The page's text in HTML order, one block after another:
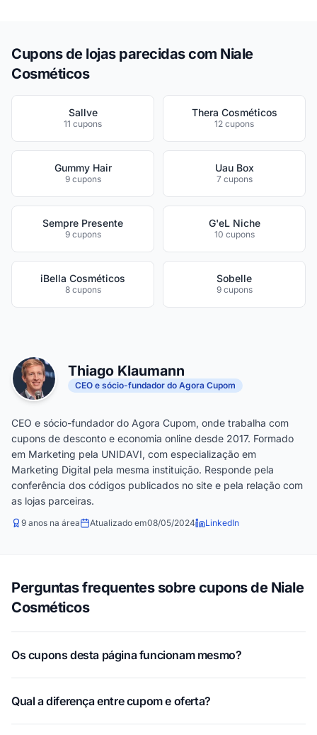
Cupons de lojas parecidas com Niale
Cosméticos
Sallve
11 cupons
Thera Cosméticos
12 cupons
Gummy Hair
9 cupons
Uau Box
7 cupons
Sempre Presente
9 cupons
G'eL Niche
10 cupons
iBella Cosméticos
8 cupons
Sobelle
9 cupons
Thiago Klaumann
CEO e sócio-fundador do Agora Cupom
CEO e sócio-fundador do Agora Cupom, onde trabalha com
cupons de desconto e economia online desde 2017. Formado
em Marketing pela UNIDAVI, com especialização em
Marketing Digital pela mesma instituição. Responde pela
conferência dos códigos publicados no site e pela relação com
as lojas parceiras.
9 anos na área Atualizado em08/05/2024 LinkedIn
Perguntas frequentes sobre cupons de Niale
Cosméticos
Os cupons desta página funcionam mesmo?
Qual a diferença entre cupom e oferta?